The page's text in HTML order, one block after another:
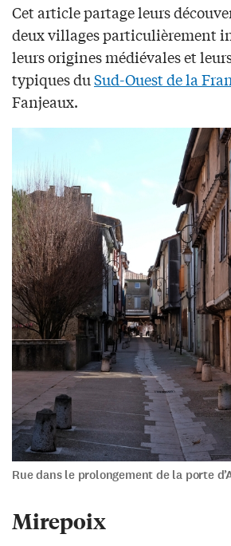
Cet article partage leurs
deux villages particulièrement
leurs origines médiévales et
typiques duSud-Ouest de la
Fanjeaux.
Rue dans le prolongement de la porte
Mirepoix